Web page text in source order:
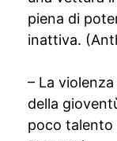
piena di
inattiva.
– La
della
poco